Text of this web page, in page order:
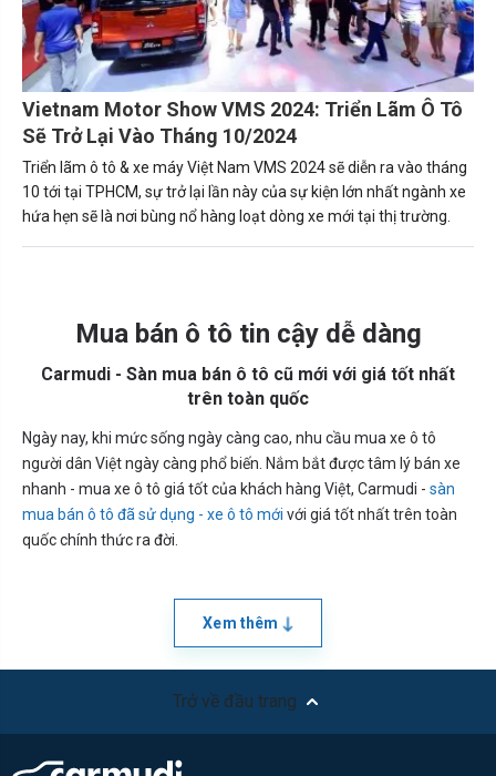
Vietnam Motor Show VMS 2024: Triển Lãm Ô Tô
Sẽ Trở Lại Vào Tháng 10/2024
Triển lãm ô tô & xe máy Việt Nam VMS 2024 sẽ diễn ra vào tháng
10 tới tại TPHCM, sự trở lại lần này của sự kiện lớn nhất ngành xe
hứa hẹn sẽ là nơi bùng nổ hàng loạt dòng xe mới tại thị trường.
Mua bán ô tô tin cậy dễ dàng
Carmudi - Sàn mua bán ô tô cũ mới với giá tốt nhất
trên toàn quốc
Ngày nay, khi mức sống ngày càng cao, nhu cầu mua xe ô tô
người dân Việt ngày càng phổ biến. Nắm bắt được tâm lý bán xe
nhanh - mua xe ô tô giá tốt của khách hàng Việt, Carmudi - sàn
mua bán ô tô đã sử dụng - xe ô tô mới với giá tốt nhất trên toàn
quốc chính thức ra đời.
Xem thêm
Trở về đầu trang